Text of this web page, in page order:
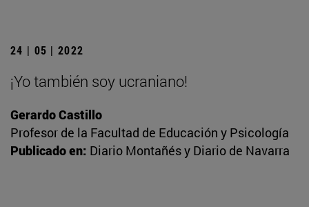
24 | 05 | 2022
¡Yo también soy ucraniano!
Gerardo Castillo
Profesor de la Facultad de Educación y Psicología
Publicado en: Diario Montañés y Diario de Navarra